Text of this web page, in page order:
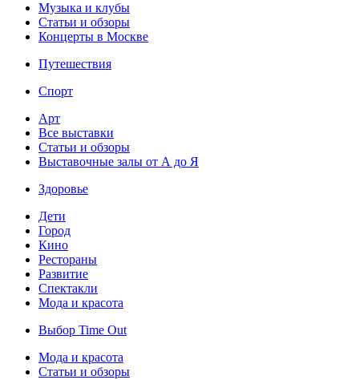
Музыка и клубы
Статьи и обзоры
Концерты в Москве
Путешествия
Спорт
Арт
Все выставки
Статьи и обзоры
Выставочные залы от А до Я
Здоровье
Дети
Город
Кино
Рестораны
Развитие
Спектакли
Мода и красота
Выбор Time Out
Мода и красота
Статьи и обзоры